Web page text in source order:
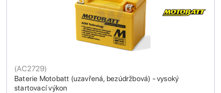
Baterie Motobatt (uzavřená, bezúdržbová) - vysoký
startovací výkon
(AC2729)